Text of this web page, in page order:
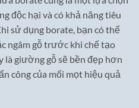
độc hại và có khả năng tiêu
sử dụng borate, bạn có thể
ngâm gỗ trước khi chế tạo
giường gỗ sẽ bền đẹp hơn
công của mối mọt hiệu quả